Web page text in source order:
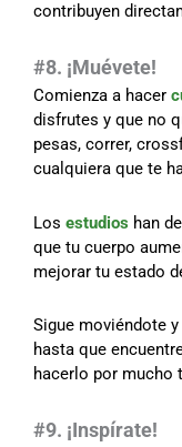
contribuyen
#8. ¡Muévete!
Comienza a hacer
disfrutes y que no
pesas, correr,
cualquiera que te
Los estudios han
que tu cuerpo
mejorar tu estado
Sigue moviéndote
hasta que
hacerlo por mucho
#9. ¡Inspírate!